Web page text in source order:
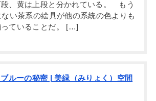
段、黄は上段と分かれている。 もう
い茶系の絵具が他の系統の色よりも
ていることだ。 […]
ルーの秘密 | 美緑（みりょく）空間